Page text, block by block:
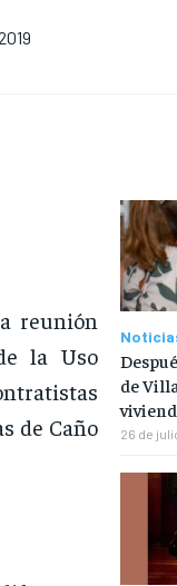
reunión
la Uso
de Caño
de
26 de